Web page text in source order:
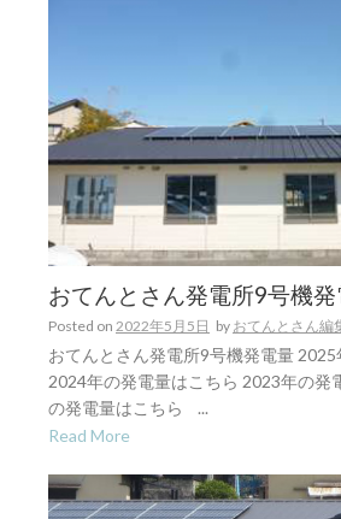
おてんとさん発電所9号機発
Posted on 2022年5月5日 by おてんとさん編
おてんとさん発電所9号機発電量
2024年の発電量はこちら 2023年の発
の発電量はこちら ...
Read More